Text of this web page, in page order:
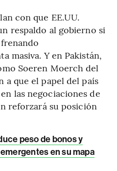
con que EE.UU.
respaldo al gobierno si
masiva. Y en Pakistán,
Soeren Moerch del
a que el papel del país
las negociaciones de
reforzará su posición
peso de bonos y
en su mapa